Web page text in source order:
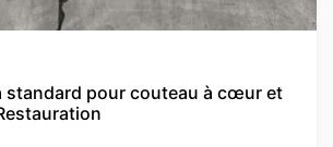
standard pour couteau à cœur et